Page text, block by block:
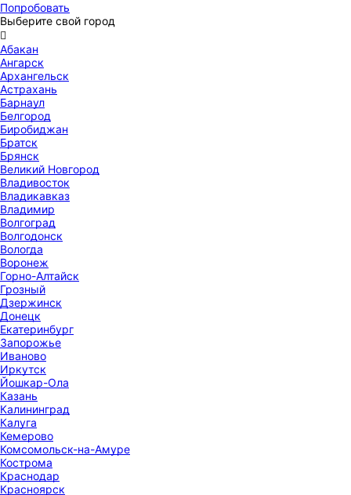
Попробовать
Выберите свой город

Абакан
Ангарск
Архангельск
Астрахань
Барнаул
Белгород
Биробиджан
Братск
Брянск
Великий Новгород
Владивосток
Владикавказ
Владимир
Волгоград
Волгодонск
Вологда
Воронеж
Горно-Алтайск
Грозный
Дзержинск
Донецк
Екатеринбург
Запорожье
Иваново
Иркутск
Йошкар-Ола
Казань
Калининград
Калуга
Кемерово
Комсомольск-на-Амуре
Кострома
Краснодар
Красноярск